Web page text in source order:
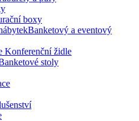
boxy
Banketový a eventový
Konferenční židle
stoly